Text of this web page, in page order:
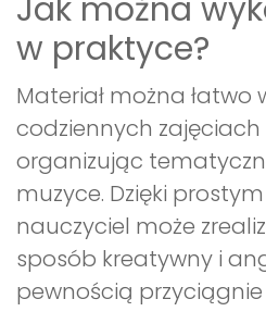
Jak można
w praktyce?
Materiał można łatwo
codziennych zajęciach
organizując
muzyce. Dzięki
nauczyciel może
sposób kreatywny i
pewnością